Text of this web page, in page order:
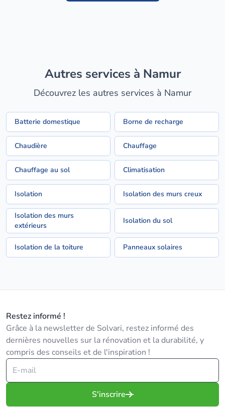
Autres services à Namur
Découvrez les autres services à Namur
Batterie domestique Borne de recharge
Chaudière Chauffage
Chauffage au sol Climatisation
Isolation Isolation des murs creux
Isolation des murs
extérieurs
Isolation du sol
Isolation de la toiture Panneaux solaires
Restez informé !
Grâce à la newsletter de Solvari, restez informé des
dernières nouvelles sur la rénovation et la durabilité, y
compris des conseils et de l'inspiration !
S'inscrire